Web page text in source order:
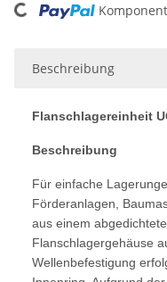
Loading...
Beschreibung
Flanschlagereinheit
Beschreibung
Für einfache
Förderanlagen,
aus einem
Flanschlagergehäuse
Wellenbefestigung